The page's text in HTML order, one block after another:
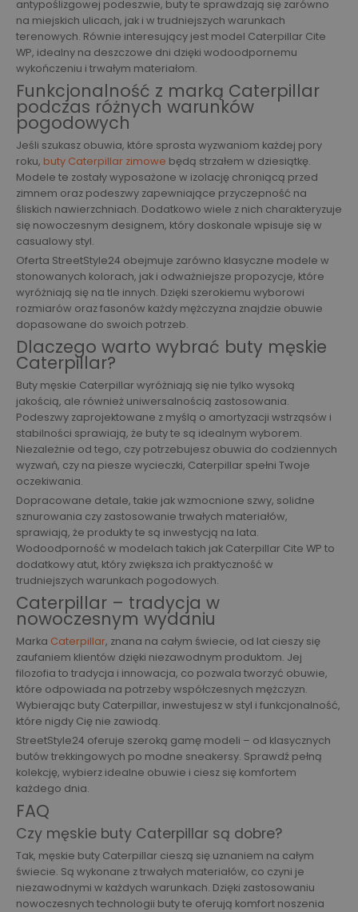
antypoślizgowej podeszwie, buty te sprawdzają się zarówno
na miejskich ulicach, jak i w trudniejszych warunkach
terenowych. Równie interesujący jest model Caterpillar Cite
WP, idealny na deszczowe dni dzięki wodoodpornemu
wykończeniu i trwałym materiałom.
Funkcjonalność z marką Caterpillar
podczas różnych warunków
pogodowych
Jeśli szukasz obuwia, które sprosta wyzwaniom każdej pory
roku, buty Caterpillar zimowe będą strzałem w dziesiątkę.
Modele te zostały wyposażone w izolację chroniącą przed
zimnem oraz podeszwy zapewniające przyczepność na
śliskich nawierzchniach. Dodatkowo wiele z nich charakteryzuje
się nowoczesnym designem, który doskonale wpisuje się w
casualowy styl.
Oferta StreetStyle24 obejmuje zarówno klasyczne modele w
stonowanych kolorach, jak i odważniejsze propozycje, które
wyróżniają się na tle innych. Dzięki szerokiemu wyborowi
rozmiarów oraz fasonów każdy mężczyzna znajdzie obuwie
dopasowane do swoich potrzeb.
Dlaczego warto wybrać buty męskie
Caterpillar?
Buty męskie Caterpillar wyróżniają się nie tylko wysoką
jakością, ale również uniwersalnością zastosowania.
Podeszwy zaprojektowane z myślą o amortyzacji wstrząsów i
stabilności sprawiają, że buty te są idealnym wyborem.
Niezależnie od tego, czy potrzebujesz obuwia do codziennych
wyzwań, czy na piesze wycieczki, Caterpillar spełni Twoje
oczekiwania.
Dopracowane detale, takie jak wzmocnione szwy, solidne
sznurowania czy zastosowanie trwałych materiałów,
sprawiają, że produkty te są inwestycją na lata.
Wodoodporność w modelach takich jak Caterpillar Cite WP to
dodatkowy atut, który zwiększa ich praktyczność w
trudniejszych warunkach pogodowych.
Caterpillar – tradycja w
nowoczesnym wydaniu
Marka Caterpillar, znana na całym świecie, od lat cieszy się
zaufaniem klientów dzięki niezawodnym produktom. Jej
filozofia to tradycja i innowacja, co pozwala tworzyć obuwie,
które odpowiada na potrzeby współczesnych mężczyzn.
Wybierając buty Caterpillar, inwestujesz w styl i funkcjonalność,
które nigdy Cię nie zawiodą.
StreetStyle24 oferuje szeroką gamę modeli – od klasycznych
butów trekkingowych po modne sneakersy. Sprawdź pełną
kolekcję, wybierz idealne obuwie i ciesz się komfortem
każdego dnia.
FAQ
Czy męskie buty Caterpillar są dobre?
Tak, męskie buty Caterpillar cieszą się uznaniem na całym
świecie. Są wykonane z trwałych materiałów, co czyni je
niezawodnymi w każdych warunkach. Dzięki zastosowaniu
nowoczesnych technologii buty te oferują komfort noszenia